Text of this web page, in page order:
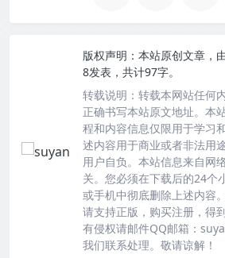
版权声明： 本站原创文章，
8发表，共计97字。
转载说明： 转载本网站任何
正确书写本站原文地址。本
程和内容信息仅限用于学习
述内容用于商业或者非法用
用户自负。本站信息来自网
关。您必须在下载后的24个
或手机中彻底删除上述内容
请支持正版，购买注册，得
有侵权请邮件QQ邮箱：
我们联系处理。敬请谅解！